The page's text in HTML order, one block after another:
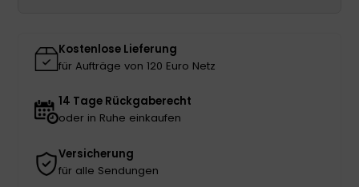
Kostenlose Lieferung
für Aufträge von 120 Euro Netz
14 Tage Rückgaberecht
oder in Ruhe einkaufen
Versicherung
für alle Sendungen